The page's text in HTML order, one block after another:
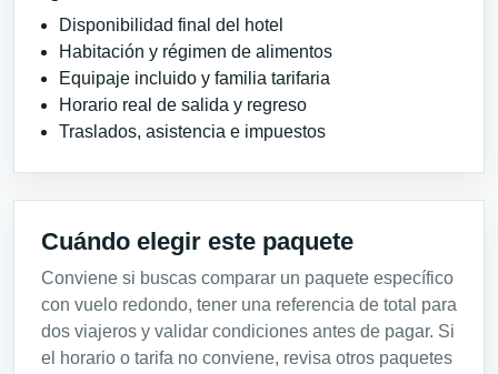
Disponibilidad final del hotel
Habitación y régimen de alimentos
Equipaje incluido y familia tarifaria
Horario real de salida y regreso
Traslados, asistencia e impuestos
Cuándo elegir este paquete
Conviene si buscas comparar un paquete específico
con vuelo redondo, tener una referencia de total para
dos viajeros y validar condiciones antes de pagar. Si
el horario o tarifa no conviene, revisa otros paquetes